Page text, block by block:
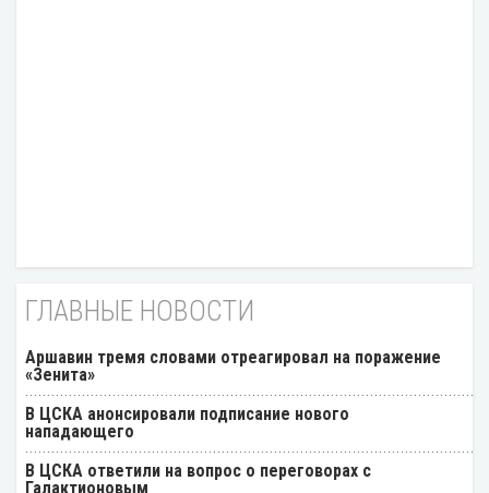
ГЛАВНЫЕ НОВОСТИ
Аршавин тремя словами отреагировал на поражение
«Зенита»
В ЦСКА анонсировали подписание нового
нападающего
В ЦСКА ответили на вопрос о переговорах с
Галактионовым